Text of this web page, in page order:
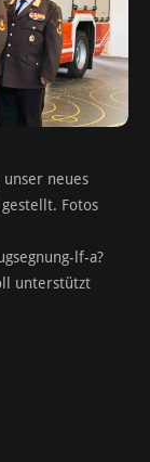
neues
Fotos
lf-a?
unterstützt